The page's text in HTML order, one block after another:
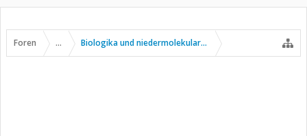
Foren ... Biologika und niedermolekulare Wirkstoffe